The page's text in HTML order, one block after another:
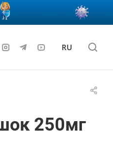
RU
250мг